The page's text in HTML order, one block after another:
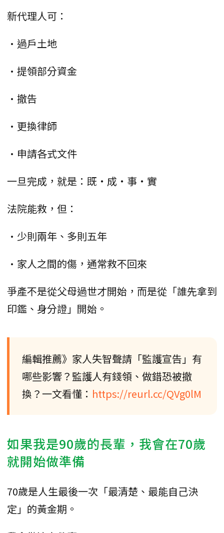
新代理人可：
•過戶土地
•提領部分資金
•撤告
•更換律師
•申請各式文件
一旦完成，就是：既・成・事・實
法院能救，但：
•少則兩年、多則五年
•家人之間的傷，通常救不回來
爭產不是從父母過世才開始，而是從「誰先拿到
印鑑、身分證」開始。
編輯推薦》家人失智聲請「監護宣告」有
哪些影響？監護人有錢領、做錯恐被撤
換？一文看懂： https://reurl.cc/QVg0lM
如果我是90歲的長輩，我會在70歲
就開始做準備
70歲是人生最後一次「最清楚、最能自己決
定」的黃金期。